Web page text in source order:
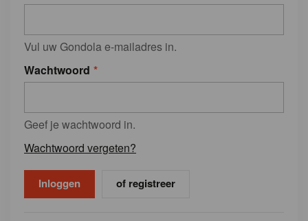
Vul uw Gondola e-mailadres in.
Wachtwoord
Geef je wachtwoord in.
Wachtwoord vergeten?
of registreer